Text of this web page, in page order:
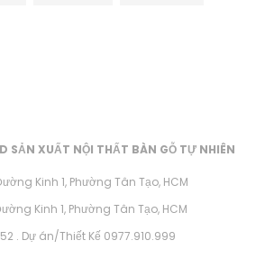
SẢN XUẤT NỘI THẤT BÀN GỖ TỰ NHIÊN
Kinh 1, Phường Tân Tạo, HCM
Kinh 1, Phường Tân Tạo, HCM
. Dự án/Thiết Kế 0977.910.999